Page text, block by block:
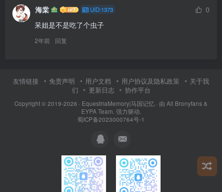
海棠 UID:1373
0
呆姐是不是吃了个虫子
2年前 回复
友情链接 免责声明 用户文档 用户协议及隐私政策
关于我
们
更新日志 协作平台
Copyright © 2019-2026 · EquestriaMemory|马国记忆 · 由 All Bronyfans &
EYPA Team. 强力驱动.
蜀ICP备2023000764号-1